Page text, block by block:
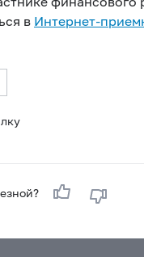
в Интернет-